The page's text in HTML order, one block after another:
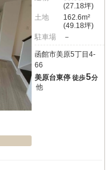
(27.18坪)
土地
162.6m²
(49.18坪)
駐車場
－
函館市美原5丁目4-
66
美原台東停 徒歩5分
他